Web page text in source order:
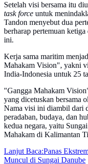
Setelah visi bersama itu
task force untuk
Tandon menyebut dua
berharap pertemuan
ini.
Kerja sama maritim
Mahakam Vision", yakni
India-Indonesia untuk 25
"Gangga Mahakam
yang dicetuskan bersama
Nama visi ini diambil dari
peradaban, budaya, dan
kedua negara, yaitu
Mahakam di Kalimantan
Lanjut Baca:Panas
Muncul di Sungai Danube